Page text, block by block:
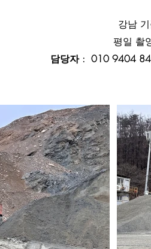
강남
평일 촬
담당자 : 010 9404